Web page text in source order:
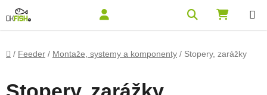
Domov
/ Feeder / Montaže, systemy a komponenty / Stopery, zarážky